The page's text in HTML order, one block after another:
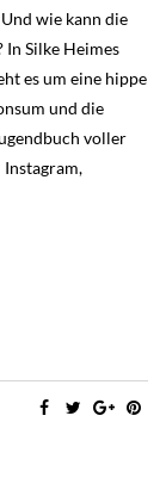
wie kann die
In Silke Heimes
es um eine hippe
und die
voller